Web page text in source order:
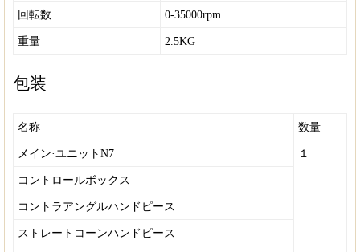
回転数 0-35000rpm
重量 2.5KG
包装
名称 数量
メイン·ユニットN7 １
コントロールボックス
コントラアングルハンドピース
ストレートコーンハンドピース